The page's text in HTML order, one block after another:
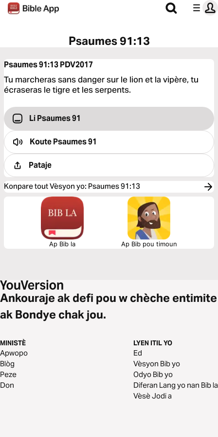
Psaumes 91:13
Psaumes 91:13PDV2017
Tu marcheras sans danger sur le lion et la vipère, tu
écraseras le tigre et les serpents.
Li Psaumes 91
KoutePsaumes 91
Pataje
Konpare tout Vèsyon yo: Psaumes 91:13
Ap Bib la Ap Bib pou timoun
Ankouraje ak defi pou w chèche entimite
ak Bondye chak jou.
MINISTÈ
Apwopo
Blòg
Peze
Don
LYEN ITIL YO
Ed
Vèsyon Bib yo
Odyo Bib yo
Diferan Lang yo nan Bib la
Vèsè Jodi a